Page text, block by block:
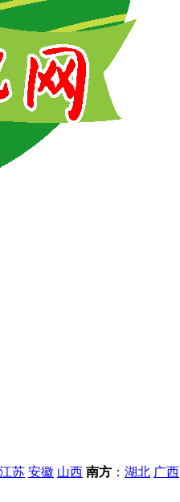
江苏 安徽 山西 南方 ： 湖北 广西